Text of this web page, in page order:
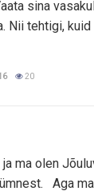
sina
Nii tehtigi,
20
ma olen
Aga